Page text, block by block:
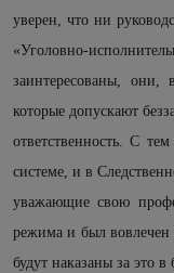
уверен, что ни
«Уголовно-
заинтересованы,
которые допускают
ответственность. С
системе, и в
уважающие свою
режима и был вовлечен
будут наказаны за это в